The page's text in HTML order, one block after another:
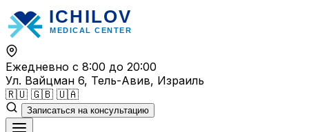
Перейти
к
содержимому
Ежедневно с 8:00 до 20:00
Ул. Вайцман 6, Тель-Авив, Израиль
🇷🇺 🇬🇧 🇺🇦
Записаться на консультацию